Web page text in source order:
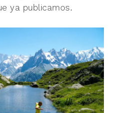
ya publicamos.